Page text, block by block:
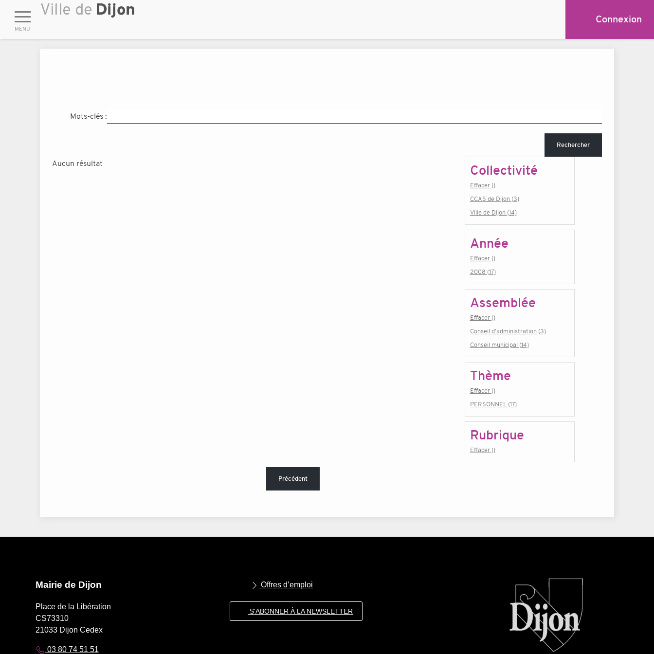
Connexion
Mots-clés :
Rechercher
Aucun résultat Collectivité
Effacer ()
CCAS de Dijon (3)
Ville de Dijon (14)
Année
Effacer ()
2008 (17)
Assemblée
Effacer ()
Conseil d'administration (3)
Conseil municipal (14)
Thème
Effacer ()
PERSONNEL (17)
Rubrique
Effacer ()
Précédent
Mairie de Dijon
Place de la Libération
CS73310
21033 Dijon Cedex
03 80 74 51 51
Offres d’emploi
S'ABONNER À LA NEWSLETTER